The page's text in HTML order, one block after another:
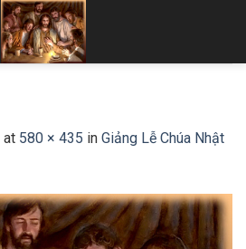
at 580 × 435 in Giảng Lễ Chúa Nhật